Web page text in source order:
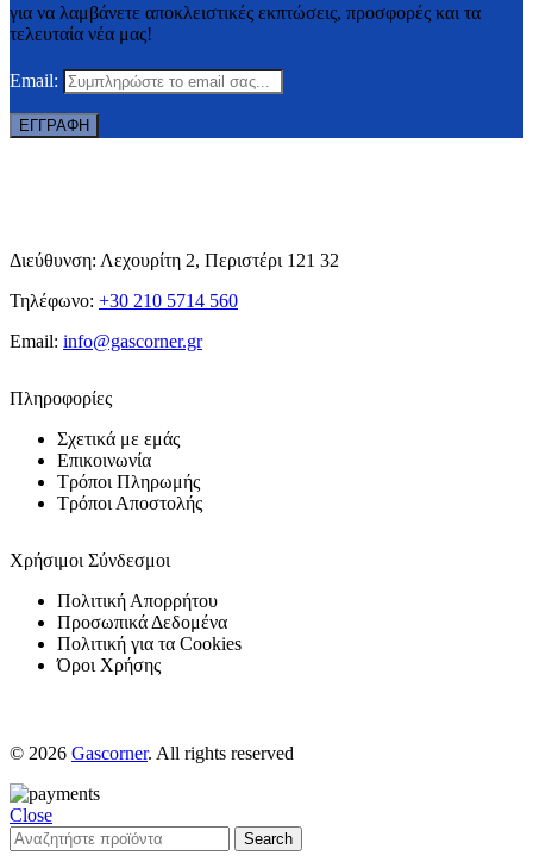
για να λαμβάνετε αποκλειστικές εκπτώσεις, προσφορές και τα
τελευταία νέα μας!
Email:
Διεύθυνση: Λεχουρίτη 2, Περιστέρι 121 32
Τηλέφωνο: +30 210 5714 560
Email: info@gascorner.gr
Πληροφορίες
Σχετικά με εμάς
Επικοινωνία
Τρόποι Πληρωμής
Τρόποι Αποστολής
Χρήσιμοι Σύνδεσμοι
Πολιτική Απορρήτου
Προσωπικά Δεδομένα
Πολιτική για τα Cookies
Όροι Χρήσης
© 2026 Gascorner. All rights reserved
Close
Search